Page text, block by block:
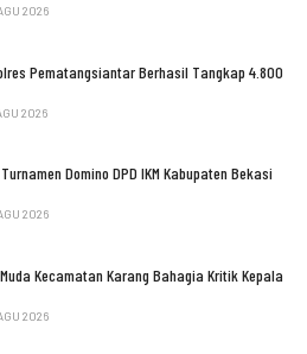
2026
Pematangsiantar Berhasil Tangkap 4.800
2026
Domino DPD IKM Kabupaten Bekasi
2026
Kecamatan Karang Bahagia Kritik Kepala
2026